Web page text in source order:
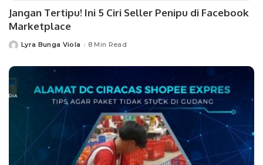
Jangan Tertipu! Ini 5 Ciri Seller Penipu di Facebook
Marketplace
PostedLyra Bunga Viola 8 Min Read